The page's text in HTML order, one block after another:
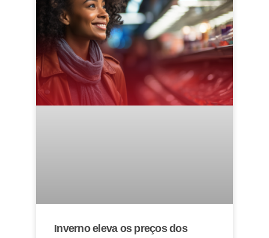
Inverno eleva os preços dos